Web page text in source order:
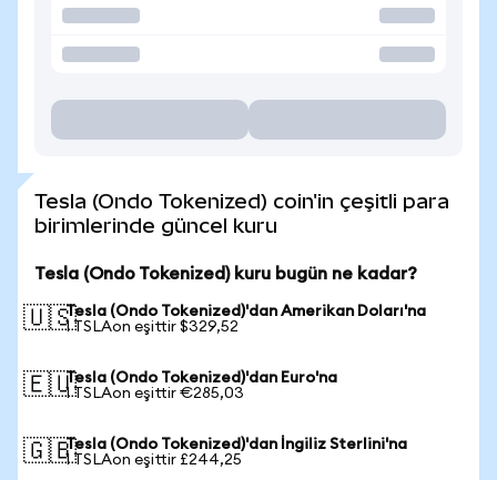
Tesla (Ondo Tokenized) coin'in çeşitli para
birimlerinde güncel kuru
Tesla (Ondo Tokenized) kuru bugün ne kadar?
🇺🇸Tesla (Ondo Tokenized)'dan Amerikan Doları'na
1 TSLAon eşittir $329,52
🇪🇺Tesla (Ondo Tokenized)'dan Euro'na
1 TSLAon eşittir €285,03
🇬🇧Tesla (Ondo Tokenized)'dan İngiliz Sterlini'na
1 TSLAon eşittir £244,25